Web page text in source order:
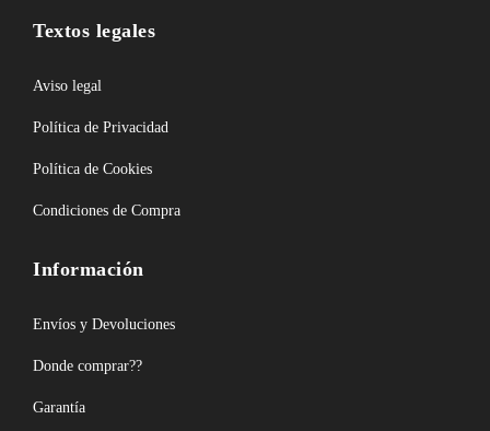
Textos legales
Aviso legal
Política de Privacidad
Política de Cookies
Condiciones de Compra
Información
Envíos y Devoluciones
Donde comprar??
Garantía